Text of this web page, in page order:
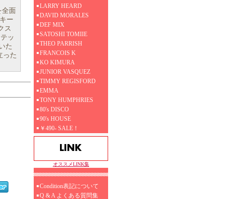
全面
ー
ス
ッ
た
った
LARRY HEARD
DAVID MORALES
DEF MIX
SATOSHI TOMIIE
THEO PARRISH
FRANCOIS K
KO KIMURA
JUNIOR VASQUEZ
TIMMY REGISFORD
EMMA
TONY HUMPHRIES
80's DISCO
90's HOUSE
￥490- SALE！
オススメLINK集
Condition表記について
Q & A よくある質問集